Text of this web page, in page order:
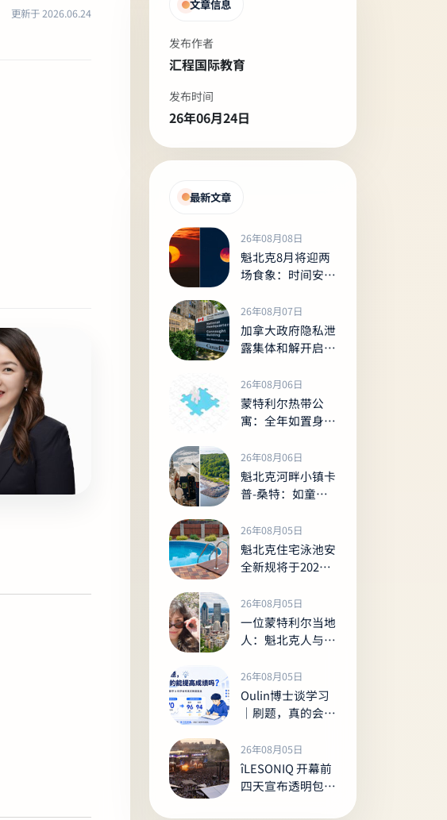
更新于 2026.06.24
文章信息
发布作者
汇程国际教育
发布时间
26年06月24日
最新文章
26年08月08日
魁北克8月将迎两
场食象：时间安排
26年08月07日
加拿大政府隐私泄
露集体和解开启索
可获5,280加元
26年08月06日
蒙特利尔热带公
寓：全年如置身室
Tropiques Nord
26年08月06日
魁北克河畔小镇卡
普-桑特：如童话
26年08月05日
魁北克住宅泳池安
全新规将于2027
或面临最高1000
加元罚款
26年08月05日
一位蒙特利尔当地
人：魁北克人与其
显著差异
26年08月05日
Oulin博士谈学习
｜刷题，真的会让
吗？
26年08月05日
îLESONIQ 开幕前
四天宣布透明包新